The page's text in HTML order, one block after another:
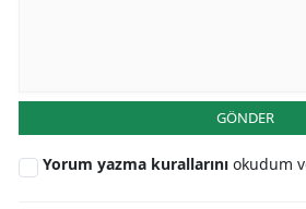
GÖNDER
Yorum yazma kurallarını okudum